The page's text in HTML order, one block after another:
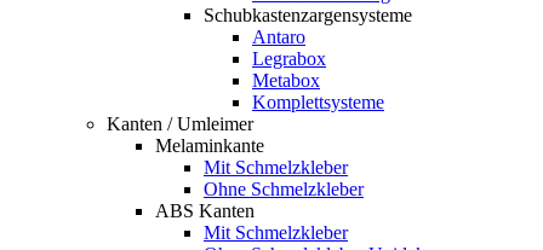
Schubkastenzargensysteme
Antaro
Legrabox
Metabox
Komplettsysteme
Kanten / Umleimer
Melaminkante
Mit Schmelzkleber
Ohne Schmelzkleber
ABS Kanten
Mit Schmelzkleber